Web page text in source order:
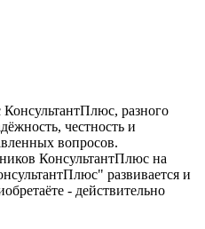
разного
честность и
вопросов.
КонсультантПлюс на
развивается и
- действительно